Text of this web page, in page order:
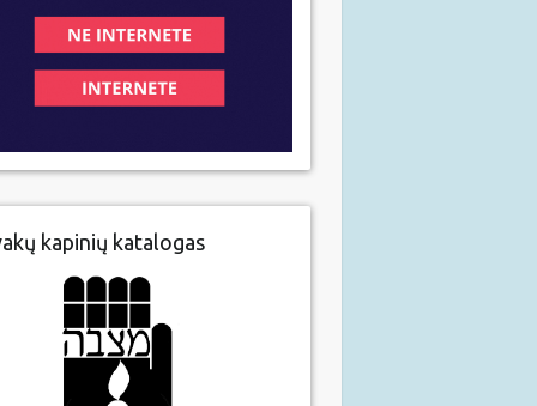
kapinių katalogas